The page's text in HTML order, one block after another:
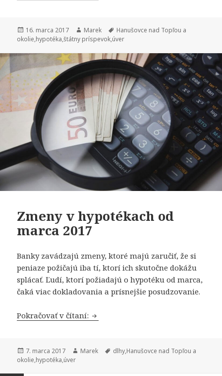
Publikované
16. marca 2017 Autor
Marek Značky
Hanušovce nad Topľou a
okolie,hypotéka,štátny príspevok,úver
Zmeny v hypotékach od
marca 2017
Banky zavádzajú zmeny, ktoré majú zaručiť, že si
peniaze požičajú iba tí, ktorí ich skutočne dokážu
splácať. Ľudí, ktorí požiadajú o hypotéku od marca,
čaká viac dokladovania a prísnejšie posudzovanie.
Pokračovať v čítaní: Zmeny v hypotékach od marca 2017
Publikované
7. marca 2017 Autor
Marek Značky
dlhy,Hanušovce nad Topľou a
okolie,hypotéka,úver